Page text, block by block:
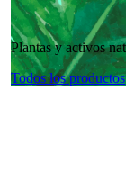
Plantas y activos
Todos los productos